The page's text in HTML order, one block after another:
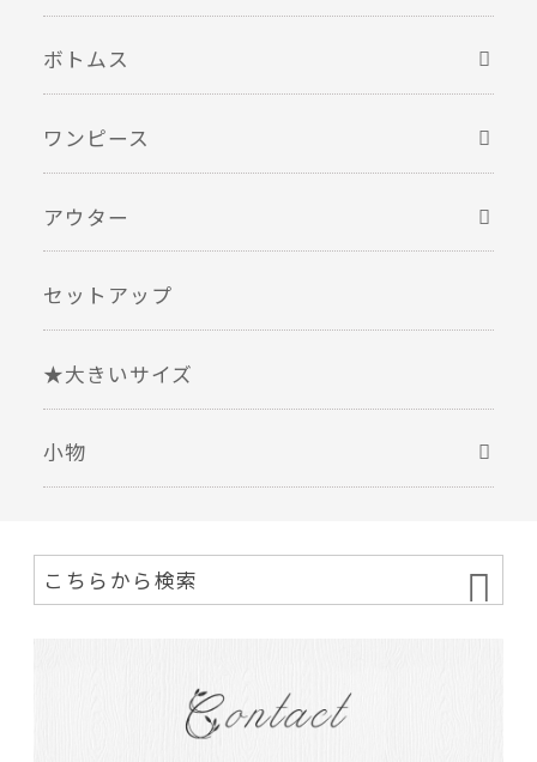
ボトムス
ワンピース
アウター
セットアップ
★大きいサイズ
小物